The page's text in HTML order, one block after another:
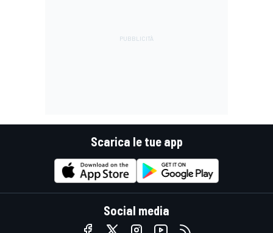
Scarica le tue app
Social media